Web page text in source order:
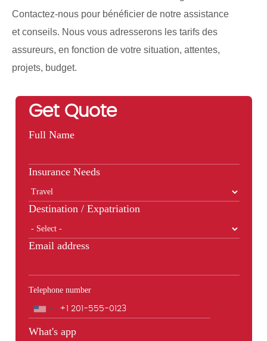
Contactez-nous pour bénéficier de notre assistance
et conseils. Nous vous adresserons les tarifs des
assureurs, en fonction de votre situation, attentes,
projets, budget.
Get Quote
Full Name
Insurance Needs
Destination / Expatriation
Email address
Telephone number
Phone
What's app